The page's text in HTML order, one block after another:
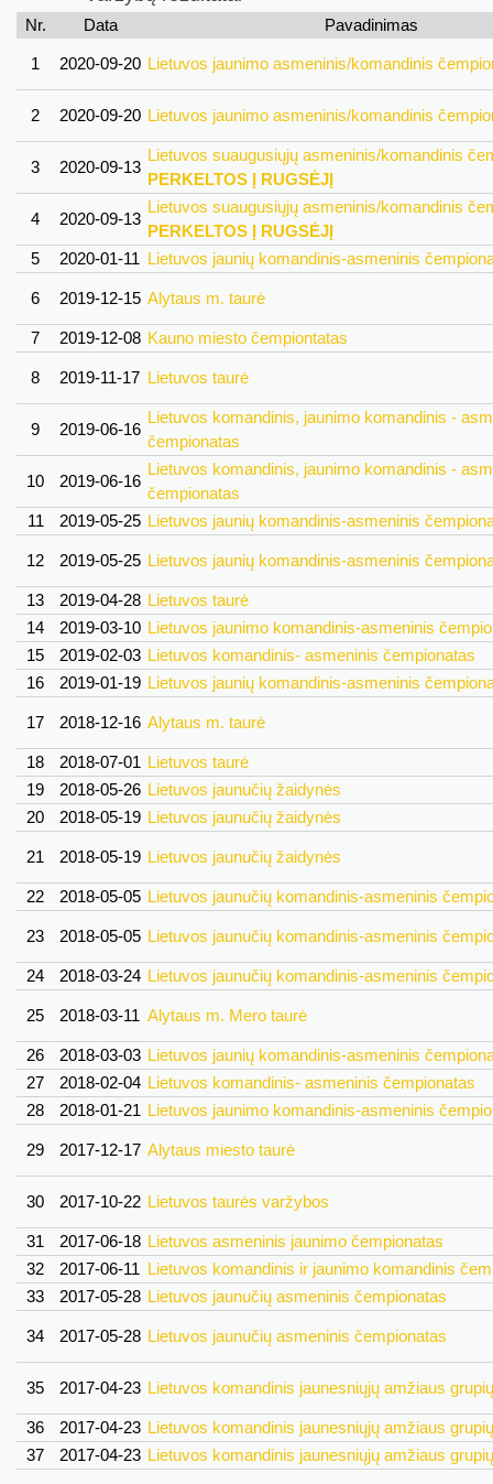
Nr. Data Pavadinimas
1 2020-09-20 Lietuvos jaunimo asmeninis/komandinis
2 2020-09-20 Lietuvos jaunimo asmeninis/komandinis
3 2020-09-13
Lietuvos suaugusiųjų asmeninis/komandinis
PERKELTOS Į RUGSĖJĮ
4 2020-09-13
Lietuvos suaugusiųjų asmeninis/komandinis
PERKELTOS Į RUGSĖJĮ
5
2020-01-11 Lietuvos jaunių komandinis-asmeninis
6 2019-12-15 Alytaus m. taurė
7 2019-12-08 Kauno miesto čempiontatas
8 2019-11-17 Lietuvos taurė
9 2019-06-16
Lietuvos komandinis, jaunimo komandinis -
čempionatas
10 2019-06-16
Lietuvos komandinis, jaunimo komandinis -
čempionatas
11
2019-05-25 Lietuvos jaunių komandinis-asmeninis
12 2019-05-25 Lietuvos jaunių komandinis-asmeninis
13 2019-04-28 Lietuvos taurė
14
2019-03-10 Lietuvos jaunimo komandinis-asmeninis
15
2019-02-03 Lietuvos komandinis- asmeninis čempionatas
16
2019-01-19 Lietuvos jaunių komandinis-asmeninis
17 2018-12-16 Alytaus m. taurė
18 2018-07-01 Lietuvos taurė
19
2018-05-26 Lietuvos jaunučių žaidynės
20
2018-05-19 Lietuvos jaunučių žaidynės
21 2018-05-19 Lietuvos jaunučių žaidynės
22 2018-05-05 Lietuvos jaunučių komandinis-asmeninis
23 2018-05-05 Lietuvos jaunučių komandinis-asmeninis
24 2018-03-24 Lietuvos jaunučių komandinis-asmeninis
25 2018-03-11 Alytaus m. Mero taurė
26 2018-03-03 Lietuvos jaunių komandinis-asmeninis
27
2018-02-04 Lietuvos komandinis- asmeninis čempionatas
28
2018-01-21 Lietuvos jaunimo komandinis-asmeninis
29 2017-12-17 Alytaus miesto taurė
30 2017-10-22 Lietuvos taurės varžybos
31 2017-06-18 Lietuvos asmeninis jaunimo čempionatas
32
2017-06-11 Lietuvos komandinis ir jaunimo komandinis
33
2017-05-28 Lietuvos jaunučių asmeninis čempionatas
34 2017-05-28 Lietuvos jaunučių asmeninis čempionatas
35 2017-04-23 Lietuvos komandinis jaunesniųjų amžiaus
36 2017-04-23 Lietuvos komandinis jaunesniųjų amžiaus
37
2017-04-23 Lietuvos komandinis jaunesniųjų amžiaus